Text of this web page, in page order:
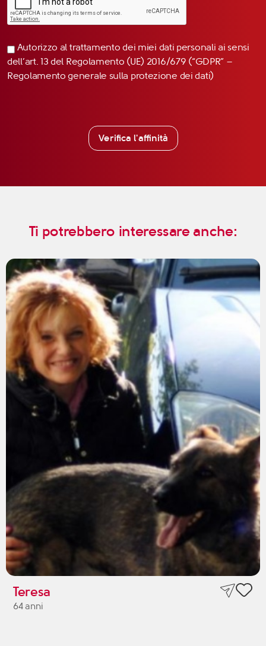
Autorizzo al trattamento dei miei dati personali ai sensi
dell’art. 13 del Regolamento (UE) 2016/679 (“GDPR” –
Regolamento generale sulla protezione dei dati)
Verifica l'affinità
Ti potrebbero interessare anche:
Teresa
64 anni